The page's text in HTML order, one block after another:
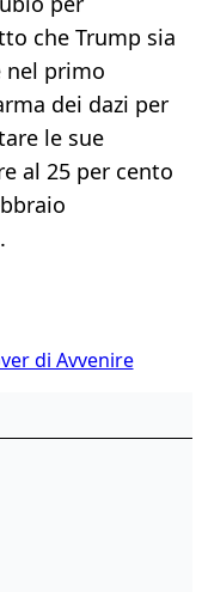
che Trump sia
nel primo
dei dazi per
le sue
al 25 per cento
di Avvenire